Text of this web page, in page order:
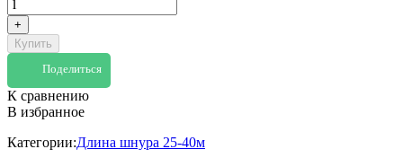
+
Купить
Поделиться
К сравнению
В избранное
Категории:Длина шнура 25-40м